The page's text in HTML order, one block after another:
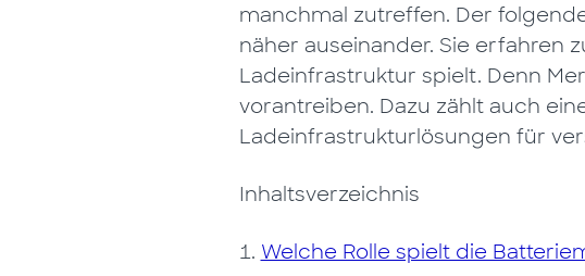
manchmal zutreffen. Der
näher auseinander. Sie erfahren
Ladeinfrastruktur spielt. Denn
vorantreiben. Dazu zählt auch
Ladeinfrastrukturlösungen für
Inhaltsverzeichnis
Welche Rolle spielt die